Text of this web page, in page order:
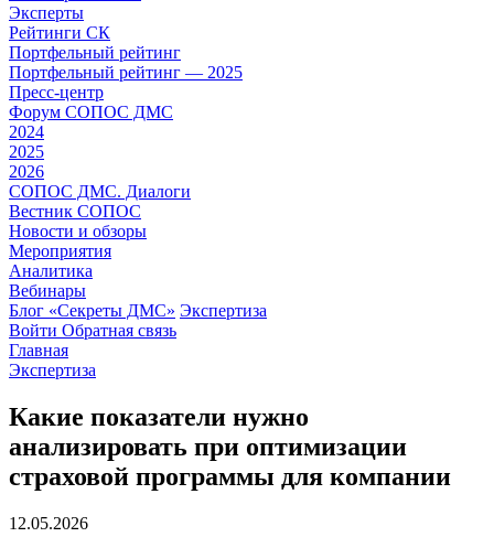
Эксперты
Рейтинги СК
Портфельный рейтинг
Портфельный рейтинг — 2025
Пресс-центр
Форум СОПОС ДМС
2024
2025
2026
СОПОС ДМС. Диалоги
Вестник СОПОС
Новости и обзоры
Мероприятия
Аналитика
Вебинары
Блог «Секреты ДМС» Экспертиза
Войти Обратная связь
Главная
Экспертиза
Какие показатели нужно
анализировать при оптимизации
страховой программы для компании
12.05.2026